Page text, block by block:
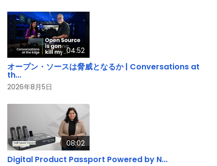
04:52
オープン・ソースは脅威となるか | Conversations at
th...
2026年8月5日
08:02
Digital Product Passport Powered by N...